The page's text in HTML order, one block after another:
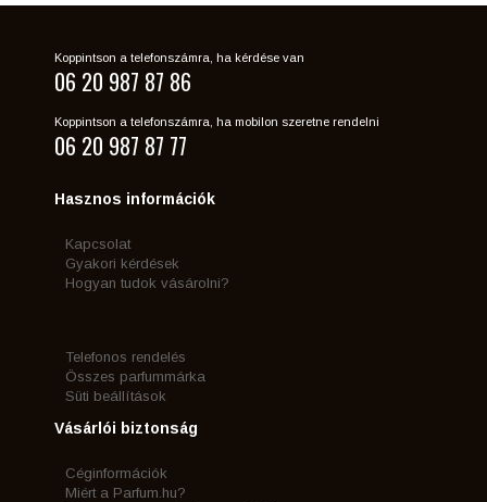
Koppintson a telefonszámra, ha kérdése van
06 20 987 87 86
Koppintson a telefonszámra, ha mobilon szeretne rendelni
06 20 987 87 77
Hasznos információk
Kapcsolat
Gyakori kérdések
Hogyan tudok vásárolni?
Telefonos rendelés
Összes parfummárka
Süti beállítások
Vásárlói biztonság
Céginformációk
Miért a Parfum.hu?